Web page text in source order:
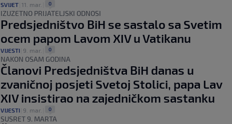
SVIJET 11. mar. 0
IZUZETNO PRIJATELJSKI ODNOSI
Predsjedništvo BiH se sastalo sa Svetim
ocem papom Lavom XIV u Vatikanu
VIJESTI 9. mar. 0
NAKON OSAM GODINA
Članovi Predsjedništva BiH danas u
zvaničnoj posjeti Svetoj Stolici, papa Lav
XIV insistirao na zajedničkom sastanku
VIJESTI 9. mar. 0
SUSRET 9. MARTA